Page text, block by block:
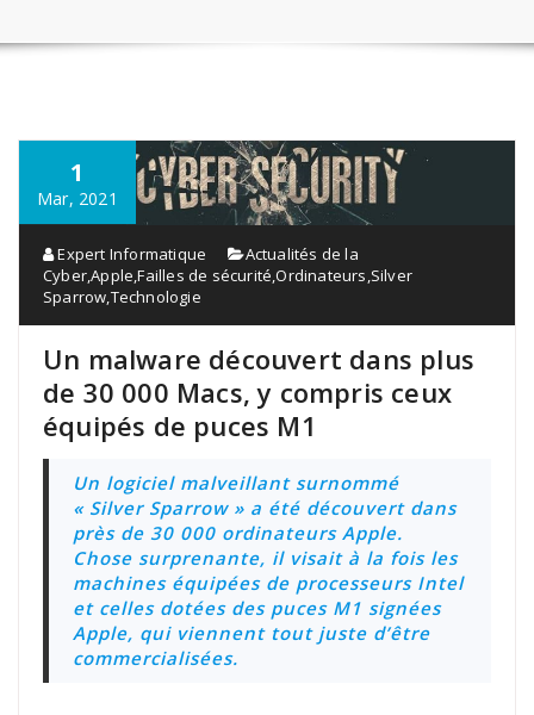
1
Mar, 2021
Expert Informatique
Actualités de la
Cyber,Apple ,Failles de sécurité ,Ordinateurs Silver
Sparrow Technologie
Un malware découvert dans plus
de 30 000 Macs, y compris ceux
équipés de puces M1
Un logiciel malveillant surnommé
« Silver Sparrow » a été découvert dans
près de 30 000 ordinateurs Apple.
Chose surprenante, il visait à la fois les
machines équipées de processeurs Intel
et celles dotées des puces M1 signées
Apple, qui viennent tout juste d’être
commercialisées.